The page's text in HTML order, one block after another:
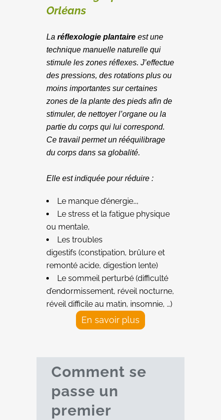
Orléans
La réflexologie plantaire est une
technique manuelle naturelle qui
stimule les zones réflexes. J’effectue
des pressions, des rotations plus ou
moins importantes sur certaines
zones de la plante des pieds afin de
stimuler, de nettoyer l’organe ou la
partie du corps qui lui correspond.
Ce travail permet un rééquilibrage
du corps dans sa globalité.
Elle est indiquée pour réduire :
Le manque d’énergie…,
Le stress et la fatigue physique
ou mentale,
Les troubles
digestifs (constipation, brûlure et
remonté acide, digestion lente)
Le sommeil perturbé (difficulté
d’endormissement, réveil nocturne,
réveil difficile au matin, insomnie, …)
En savoir plus
Comment se
passe un
premier